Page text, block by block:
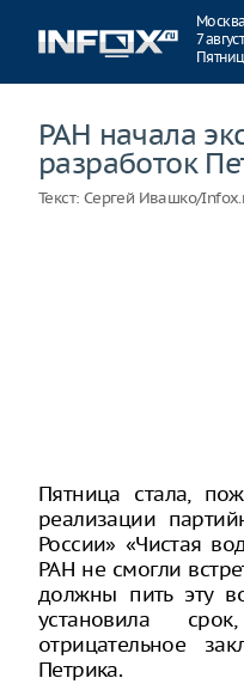
Москва
7
РАН начала
разработок
Текст: Сергей Ивашко/
Пятница стала,
реализации
России» «Чистая
РАН не смогли
должны пить эту
установила
отрицательное
Петрика.